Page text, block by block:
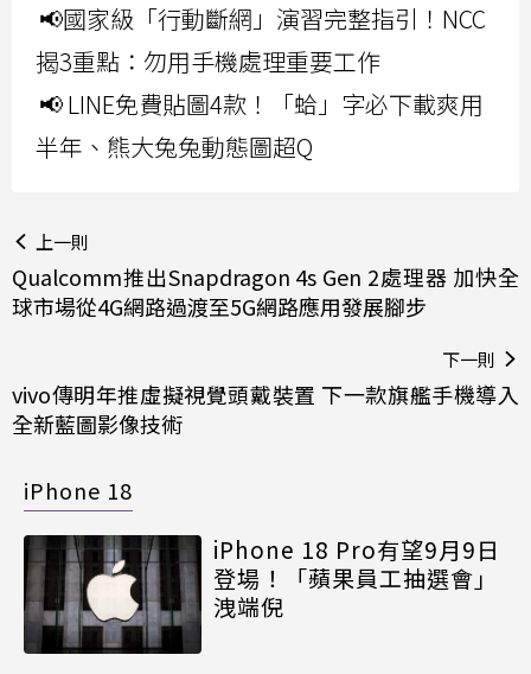
📢國家級「行動斷網」演習完整指引！NCC
揭3重點：勿用手機處理重要工作
📢 LINE免費貼圖4款！「蛤」字必下載爽用
半年、熊大兔兔動態圖超Q
上一則
Qualcomm推出Snapdragon 4s Gen 2處理器 加快全
球市場從4G網路過渡至5G網路應用發展腳步
下一則
vivo傳明年推虛擬視覺頭戴裝置 下一款旗艦手機導入
全新藍圖影像技術
iPhone 18
iPhone 18 Pro有望9月9日
登場！「蘋果員工抽選會」
洩端倪